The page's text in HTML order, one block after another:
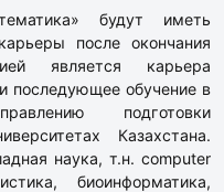
будут иметь
после окончания
является карьера
последующее обучение в
подготовки
Казахстана.
наука, т.н. computer
биоинформатика,